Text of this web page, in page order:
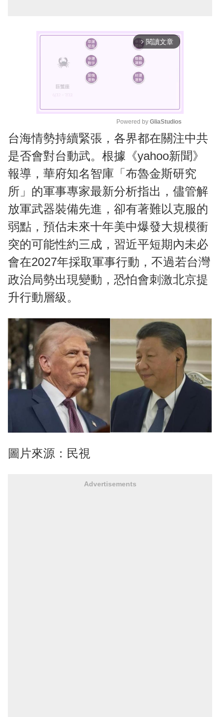
arrow_forward_ios 閱讀文章
M
u
t
e
Powered by GliaStudios
台海情勢持續緊張，各界都在關注中共
是否會對台動武。根據《yahoo新聞》
報導，華府知名智庫「布魯金斯研究
所」的軍事專家最新分析指出，儘管解
放軍武器裝備先進，卻有著難以克服的
弱點，預估未來十年美中爆發大規模衝
突的可能性約三成，習近平短期內未必
會在2027年採取軍事行動，不過若台灣
政治局勢出現變動，恐怕會刺激北京提
升行動層級。
圖片來源：民視
Advertisements